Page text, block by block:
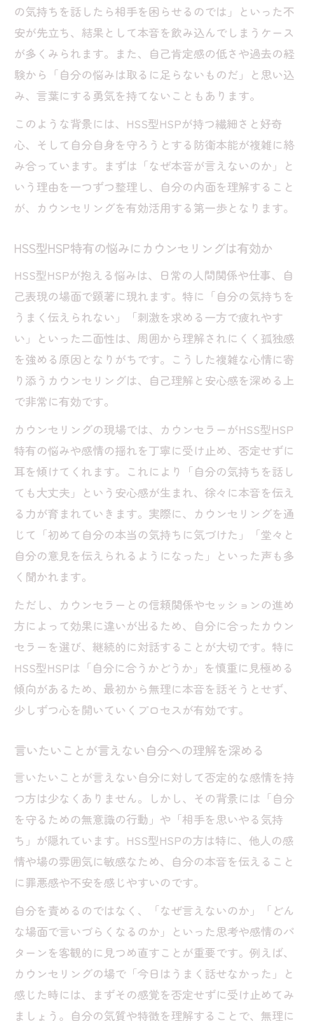
思いを形にするためのカウンセリング練習
法
悩みを抱えるHSS型HSPが安心できる相談法
カウンセリングで安心できる相談環境の作
り方
HSS型HSPの不安を和らげるカウンセリン
グ活用法
安心感を高めるためのカウンセリングの流
れ
は
カウンセリングで相談しやすくなる心がけ
カウンセリングで心を開くためのポイント解説
カウンセリングで心を開くための信頼関係
づくり
HSS型HSPが安心して話せるカウンセリン
グ姿勢
心の壁をやわらげるためのカウンセリング
技法
カウンセリングにおける自己開示の進め方
本音を引き出すカウンセリングのポイント
もしも言葉が詰まるなら実践したい心理テクニ
ック
カウンセリングで言葉が出ない時の呼吸法
心が詰まった時に使えるカウンセリングの
HSS型HSPが実践できる安心の心理テクニ
ック
カウンセリングで緊張を和らげる方法とは
言葉が出にくい時のカウンセリング対策
HSS型HSPが自分を責めずに思いを伝える方法
ント
思いを伝えても自分を責めないための考え
方
カウンセリングで自己肯定感を高める工夫
HSS型HSPが安心して話せる心構えの作り
方
自分を責めやすい時に使えるカウンセリン
グ術
の気持ちを話したら相手を困らせるのでは」といった不
安が先立ち、結果として本音を飲み込んでしまうケース
が多くみられます。また、自己肯定感の低さや過去の経
験から「自分の悩みは取るに足らないものだ」と思い込
み、言葉にする勇気を持てないこともあります。
このような背景には、HSS型HSPが持つ繊細さと好奇
心、そして自分自身を守ろうとする防衛本能が複雑に絡
み合っています。まずは「なぜ本音が言えないのか」と
いう理由を一つずつ整理し、自分の内面を理解すること
が、カウンセリングを有効活用する第一歩となります。
HSS型HSP特有の悩みにカウンセリングは有効か
HSS型HSPが抱える悩みは、日常の人間関係や仕事、自
己表現の場面で顕著に現れます。特に「自分の気持ちを
うまく伝えられない」「刺激を求める一方で疲れやす
い」といった二面性は、周囲から理解されにくく孤独感
を強める原因となりがちです。こうした複雑な心情に寄
り添うカウンセリングは、自己理解と安心感を深める上
で非常に有効です。
カウンセリングの現場では、カウンセラーがHSS型HSP
特有の悩みや感情の揺れを丁寧に受け止め、否定せずに
耳を傾けてくれます。これにより「自分の気持ちを話し
ても大丈夫」という安心感が生まれ、徐々に本音を伝え
る力が育まれていきます。実際に、カウンセリングを通
じて「初めて自分の本当の気持ちに気づけた」「堂々と
自分の意見を伝えられるようになった」といった声も多
く聞かれます。
ただし、カウンセラーとの信頼関係やセッションの進め
方によって効果に違いが出るため、自分に合ったカウン
セラーを選び、継続的に対話することが大切です。特に
HSS型HSPは「自分に合うかどうか」を慎重に見極める
傾向があるため、最初から無理に本音を話そうとせず、
少しずつ心を開いていくプロセスが有効です。
言いたいことが言えない自分への理解を深める
言いたいことが言えない自分に対して否定的な感情を持
つ方は少なくありません。しかし、その背景には「自分
を守るための無意識の行動」や「相手を思いやる気持
ち」が隠れています。HSS型HSPの方は特に、他人の感
情や場の雰囲気に敏感なため、自分の本音を伝えること
に罪悪感や不安を感じやすいのです。
自分を責めるのではなく、「なぜ言えないのか」「どん
な場面で言いづらくなるのか」といった思考や感情のパ
ターンを客観的に見つめ直すことが重要です。例えば、
カウンセリングの場で「今日はうまく話せなかった」と
感じた時には、まずその感覚を否定せずに受け止めてみ
ましょう。自分の気質や特徴を理解することで、無理に